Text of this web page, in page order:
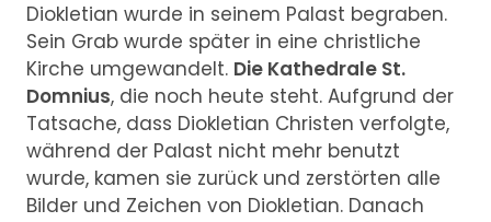
Diokletian wurde in seinem Palast begraben.
Sein Grab wurde später in eine christliche
Kirche umgewandelt. Die Kathedrale St.
Domnius, die noch heute steht. Aufgrund der
Tatsache, dass Diokletian Christen verfolgte,
während der Palast nicht mehr benutzt
wurde, kamen sie zurück und zerstörten alle
Bilder und Zeichen von Diokletian. Danach